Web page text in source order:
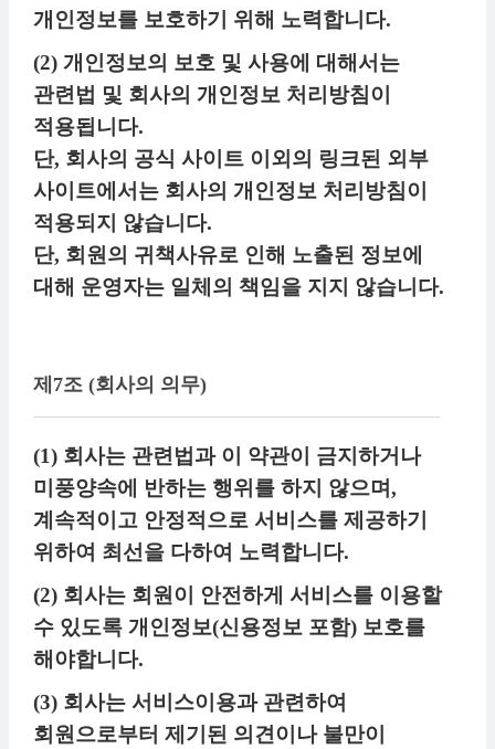
개인정보를 보호하기 위해 노력합니다.
(2) 개인정보의 보호 및 사용에 대해서는
관련법 및 회사의 개인정보 처리방침이
적용됩니다.
단, 회사의 공식 사이트 이외의 링크된 외부
사이트에서는 회사의 개인정보 처리방침이
적용되지 않습니다.
단, 회원의 귀책사유로 인해 노출된 정보에
대해 운영자는 일체의 책임을 지지 않습니다.
제7조 (회사의 의무)
(1) 회사는 관련법과 이 약관이 금지하거나
미풍양속에 반하는 행위를 하지 않으며,
계속적이고 안정적으로 서비스를 제공하기
위하여 최선을 다하여 노력합니다.
(2) 회사는 회원이 안전하게 서비스를 이용할
수 있도록 개인정보(신용정보 포함) 보호를
해야합니다.
(3) 회사는 서비스이용과 관련하여
회원으로부터 제기된 의견이나 불만이